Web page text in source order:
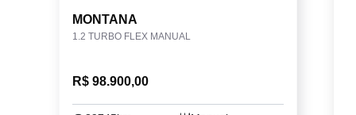
MONTANA
1.2 TURBO FLEX MANUAL
R$ 98.900,00